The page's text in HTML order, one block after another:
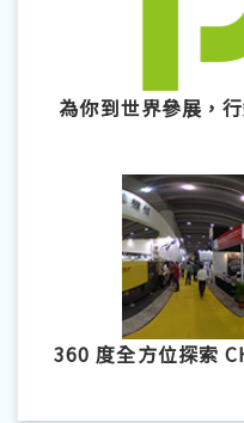
為你到世界參展，
360 度全方位探索